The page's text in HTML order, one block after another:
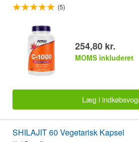
(5)
254,80 kr.
MOMS inkluderet
Læg i
SHILAJIT 60 Vegetarisk Kapsel